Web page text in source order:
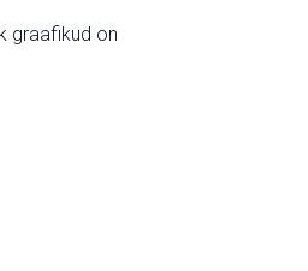
graafikud on